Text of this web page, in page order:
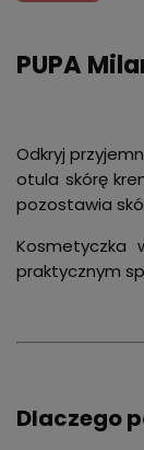
PUPA
Odkryj
otula skórę
pozostawia
Kosmetyczka
praktycznym
Dlaczego